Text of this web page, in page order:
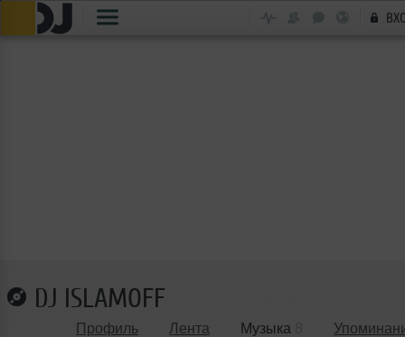
DJ ISLAMOFF
Профиль Лента Музыка